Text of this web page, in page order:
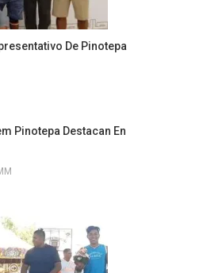
De Pinotepa
Pinotepa Destacan En